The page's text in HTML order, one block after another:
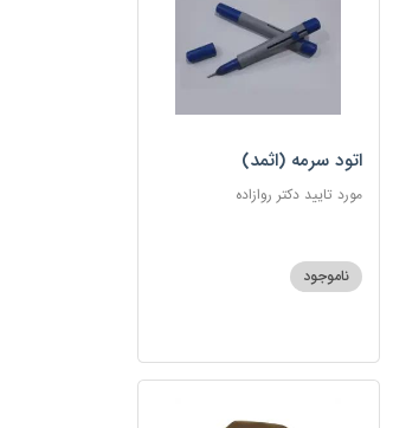
اتود سرمه (اثمد)
مورد تایید دکتر روازاده
ناموجود